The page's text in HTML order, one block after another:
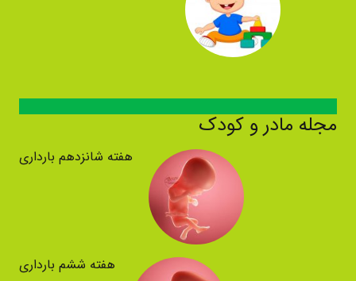
مجله مادر و کودک
هفته شانزدهم بارداری
هفته ششم بارداری